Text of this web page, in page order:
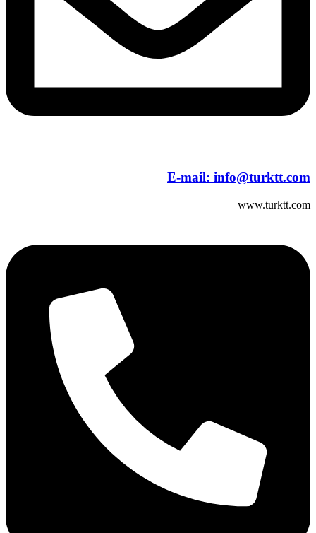
E-mail: info@turktt.com
www.turktt.com